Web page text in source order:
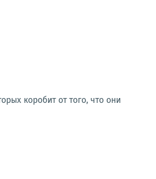
коробит от того, что они